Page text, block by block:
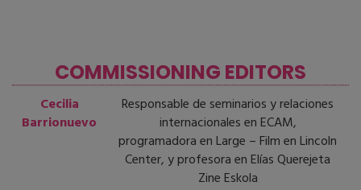
COMMISSIONING EDITORS
Cecilia
Barrionuevo
Responsable de seminarios y relaciones
internacionales en ECAM,
programadora en Large – Film en Lincoln
Center, y profesora en Elías Querejeta
Zine Eskola